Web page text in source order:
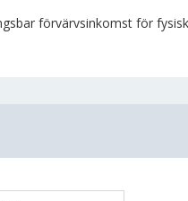
förvärvsinkomst för